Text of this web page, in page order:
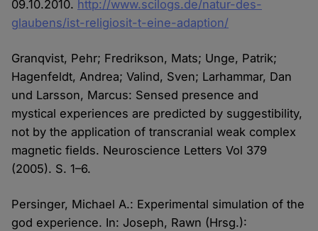
09.10.2010. http://www.scilogs.de/natur-des-
glaubens/ist-religiosit-t-eine-adaption/
Granqvist, Pehr; Fredrikson, Mats; Unge, Patrik;
Hagenfeldt, Andrea; Valind, Sven; Larhammar, Dan
und Larsson, Marcus: Sensed presence and
mystical experiences are predicted by suggestibility,
not by the application of transcranial weak complex
magnetic fields. Neuroscience Letters Vol 379
(2005). S. 1–6.
Persinger, Michael A.: Experimental simulation of the
god experience. In: Joseph, Rawn (Hrsg.):